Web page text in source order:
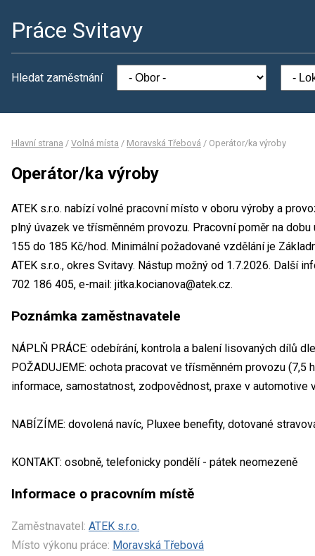
Práce Svitavy
Hledat zaměstnání
Hlavní strana / Volná místa / Moravská Třebová / Operátor/ka výroby
Operátor/ka výroby
ATEK s.r.o. nabízí volné pracovní místo v oboru výroby a
plný úvazek ve třísměnném provozu. Pracovní poměr na
155 do 185 Kč/hod. Minimální požadované vzdělání je
ATEK s.r.o., okres Svitavy. Nástup možný od 1.7.2026. Další
702 186 405, e-mail: jitka.kocianova@atek.cz.
Poznámka zaměstnavatele
NÁPLŇ PRÁCE: odebírání, kontrola a balení lisovaných dílů
POŽADUJEME: ochota pracovat ve třísměnném provozu (7,5
informace, samostatnost, zodpovědnost, praxe v automotive
NABÍZÍME: dovolená navíc, Pluxee benefity, dotované
KONTAKT: osobně, telefonicky pondělí - pátek neomezeně
Informace o pracovním místě
Zaměstnavatel: ATEK s.r.o.
Místo výkonu práce: Moravská Třebová